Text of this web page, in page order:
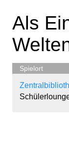
Als
Spielort